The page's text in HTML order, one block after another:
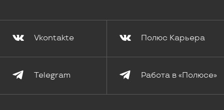
Vkontakte Полюс Карьера
Telegram Работа в «Полюсе»